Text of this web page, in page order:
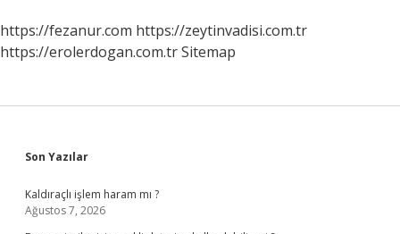
https://fezanur.com https://zeytinvadisi.com.tr
https://erolerdogan.com.trSitemap
Sidebar
Son Yazılar
Kaldıraçlı işlem haram mı ?
Ağustos 7, 2026